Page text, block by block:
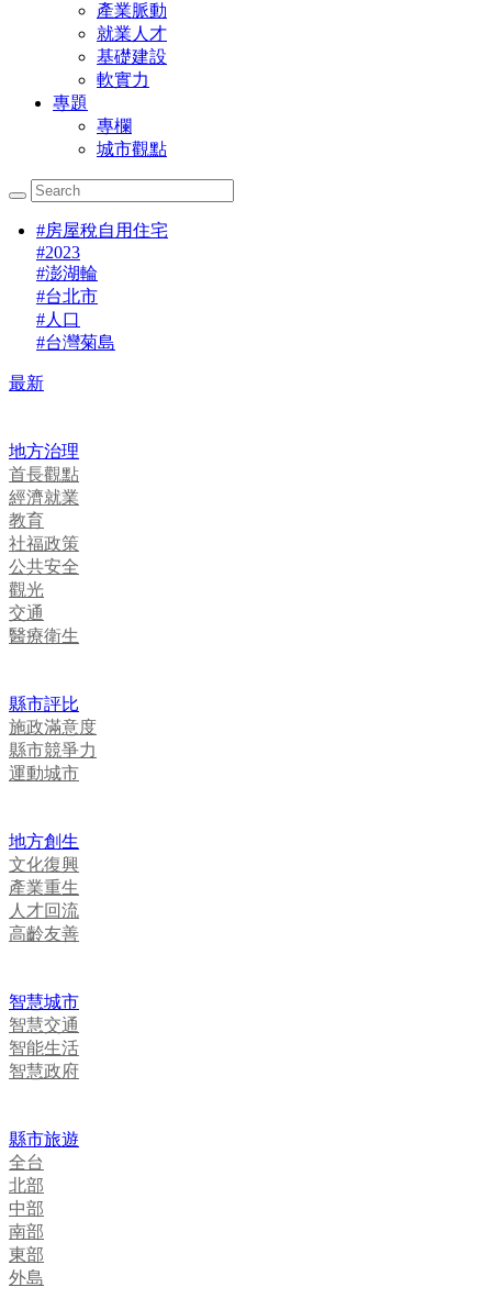
產業脈動
就業人才
基礎建設
軟實力
專題
專欄
城市觀點
#房屋稅自用住宅
#2023
#澎湖輪
#台北市
#人口
#台灣菊島
最新
地方治理
首長觀點
經濟就業
教育
社福政策
公共安全
觀光
交通
醫療衛生
縣市評比
施政滿意度
縣市競爭力
運動城市
地方創生
文化復興
產業重生
人才回流
高齡友善
智慧城市
智慧交通
智能生活
智慧政府
縣市旅遊
全台
北部
中部
南部
東部
外島